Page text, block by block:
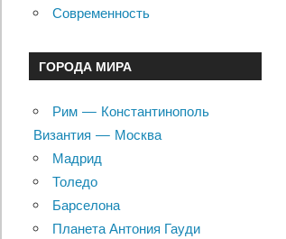
Современность
ГОРОДА МИРА
Рим — Константинополь
Византия — Москва
Мадрид
Толедо
Барселона
Планета Антония Гауди